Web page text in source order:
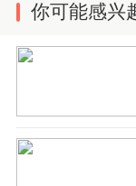
你可能感兴